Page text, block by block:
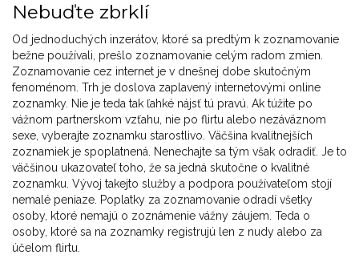
Nebuďte zbrklí
Od jednoduchých inzerátov, ktoré sa predtým k zoznamovanie
bežne používali, prešlo zoznamovanie celým radom zmien.
Zoznamovanie cez internet je v dnešnej dobe skutočným
fenoménom. Trh je doslova zaplavený internetovými online
zoznamky. Nie je teda tak ľahké nájsť tú pravú. Ak túžite po
vážnom partnerskom vzťahu, nie po flirtu alebo nezáväznom
sexe, vyberajte zoznamku starostlivo. Väčšina kvalitnejších
zoznamiek je spoplatnená. Nenechajte sa tým však odradiť. Je to
väčšinou ukazovateľ toho, že sa jedná skutočne o kvalitné
zoznamku. Vývoj takejto služby a podpora používateľom stojí
nemalé peniaze. Poplatky za zoznamovanie odradí všetky
osoby, ktoré nemajú o zoznámenie vážny záujem. Teda o
osoby, ktoré sa na zoznamky registrujú len z nudy alebo za
účelom flirtu.